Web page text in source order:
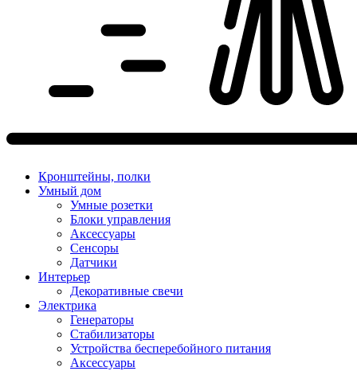
Кронштейны, полки
Умный дом
Умные розетки
Блоки управления
Аксессуары
Сенсоры
Датчики
Интерьер
Декоративные свечи
Электрика
Генераторы
Стабилизаторы
Устройства бесперебойного питания
Аксессуары